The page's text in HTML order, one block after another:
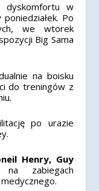
w
Po
we wtorek
Big Sama
na boisku
do treningów z
po urazie
Henry, Guy
zabiegach